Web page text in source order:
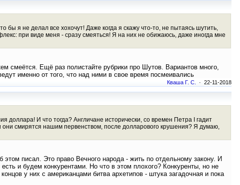
бы я не делал все хохочут! Даже когда я скажу что-то, не пытаясь шутить,
при виде меня - сразу смеяться! Я на них не обижаюсь, даже иногда мне
смеётся. Ещё раз полистайте рубрики про Шутов. Вариантов много,
именно от того, что над ними в свое время посмеивались
Кваша Г. С. · 22-11-2018
доллара! И что тогда? Англичане исторически, со времен Петра I гадит
они смирятся нашим первенством, после долларового крушения? Я думаю,
писал. Это право Вечного народа - жить по отдельному закону. И
и будем конкурентами. Но что в этом плохого? Конкуренты, но не
у них с американцами битва архетипов - штука загадочная и пока